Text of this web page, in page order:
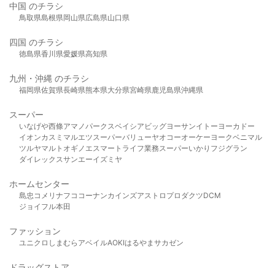
中国 のチラシ
鳥取県島根県岡山県広島県山口県
四国 のチラシ
徳島県香川県愛媛県高知県
九州・沖縄 のチラシ
福岡県佐賀県長崎県熊本県大分県宮崎県鹿児島県沖縄県
スーパー
いなげや西條アマノパークスベイシア ビッグヨーサンイトーヨーカドー
イオンカスミ マルエツスーパーバリューヤオコーオーケー ヨークベニマル
ツルヤマルト オギノ エスマート ライフ業務スーパーいかり フジグラン
ダイレックスサンエーイズミヤ
ホームセンター
島忠 コメリ ナフコ コーナンカインズアストロプロダクツDCM
ジョイフル本田
ファッション
ユニクロ しまむら アベイルAOKIはるやま サカゼン